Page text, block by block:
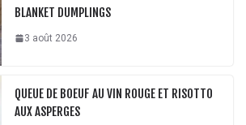
BLANKET DUMPLINGS
3 août 2026
QUEUE DE BOEUF AU VIN ROUGE ET RISOTTO
AUX ASPERGES